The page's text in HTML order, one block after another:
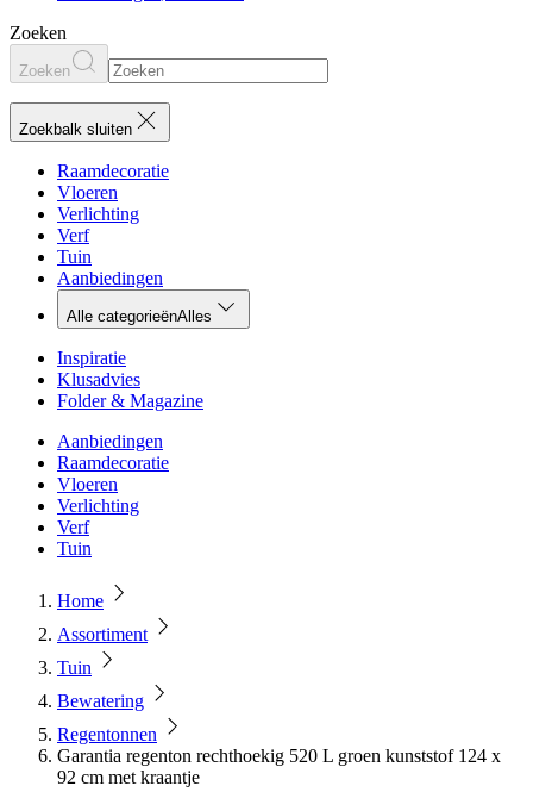
Zoeken
Zoeken
Zoekbalk sluiten
Raamdecoratie
Vloeren
Verlichting
Verf
Tuin
Aanbiedingen
Alle categorieënAlles
Inspiratie
Klusadvies
Folder & Magazine
Aanbiedingen
Raamdecoratie
Vloeren
Verlichting
Verf
Tuin
Home
Assortiment
Tuin
Bewatering
Regentonnen
Garantia regenton rechthoekig 520 L groen kunststof 124 x
92 cm met kraantje